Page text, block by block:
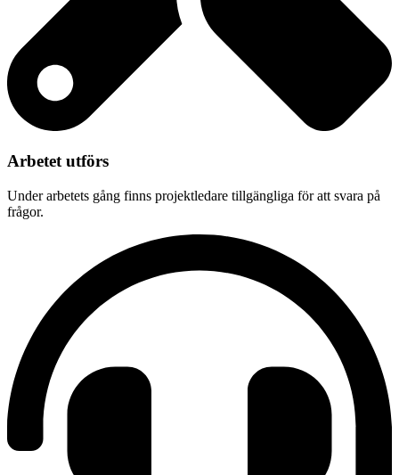
Arbetet utförs
Under arbetets gång finns projektledare tillgängliga för att svara på
frågor.